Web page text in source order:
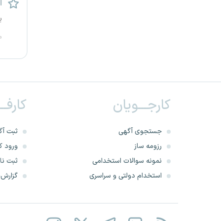
مرکزی
مشهد
هرمزگان
کارجـــویان
جستجوی آگهی
رزومه ساز
نمونه سوالات استخدامی
استخدام دولتی و سراسری
ثبت
ورود
ثبت